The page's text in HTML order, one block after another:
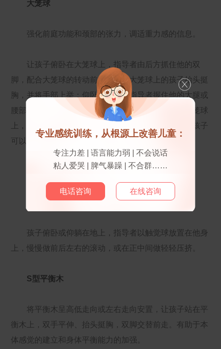
大笼球
强化前庭功能和颈部的张力，调适重力感的信息。
让孩子俯卧在大笼球上，指导者由后方抓住他的双
脚，配合大笼球的转动前后拉动，大笼球上的孩子抬头挺
胸，并将手部上举；仰卧大笼球，指导者握住他的大腿或
腰部，做前后、左右、快慢的滚动；协助孩子坐在大笼球
上，指导者放手，只要协助保持大笼球的稳定即可，孩子
可以用屁股力量做上下振幅。
强化触觉和大脑的协调能力，加强本体感训练。
孩子俯卧或仰躺在地上，指导者以触觉球放置在他身
上，慢慢做前后左右的滚动，或在正中间做轻轻压挤。
S型平衡木
将平衡木呈高低走向或左右走向安置，让孩子站在平
衡木上，双手平伸、抬头挺胸，双脚交替前走。有助于本
体感觉的建立和身体平衡能力的加强。
专业感统训练，从根源上改善儿童：
专注力差 | 语言能力弱 | 不会说话
粘人爱哭 | 脾气暴躁 | 不合群……
电话咨询 在线咨询